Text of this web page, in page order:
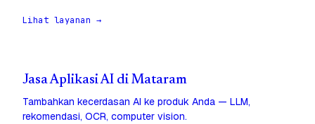
Lihat layanan →
Jasa Aplikasi AI di Mataram
Tambahkan kecerdasan AI ke produk Anda — LLM,
rekomendasi, OCR, computer vision.